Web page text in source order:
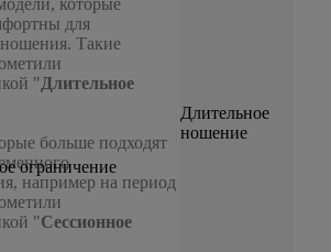
для
Такие
"Длительное
больше подходят
например на период
"Сессионное
Длительное
ношение